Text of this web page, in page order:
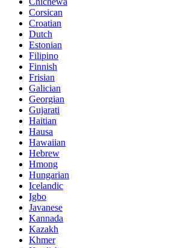
Corsican
Croatian
Dutch
Estonian
Filipino
Finnish
Frisian
Galician
Georgian
Gujarati
Haitian
Hausa
Hawaiian
Hebrew
Hmong
Hungarian
Icelandic
Igbo
Javanese
Kannada
Kazakh
Khmer